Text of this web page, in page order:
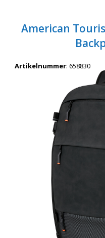
Wil je snel
American
Artikelnummer: 658830